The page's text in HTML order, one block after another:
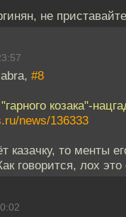
не
#8
козака"-
news/136333
казачку, то менты
говорится, лох это